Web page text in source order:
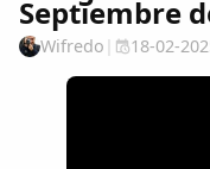
Mi Cuenta
Septiembre
Wifredo | 18-02-